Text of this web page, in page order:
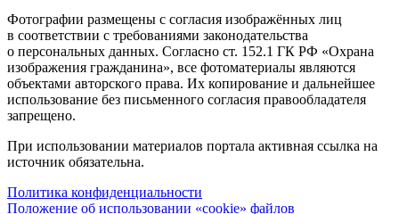
Фотографии размещены с согласия изображённых лиц
в соответствии с требованиями законодательства
о персональных данных. Согласно ст. 152.1 ГК РФ «Охрана
изображения гражданина», все фотоматериалы являются
объектами авторского права. Их копирование и дальнейшее
использование без письменного согласия правообладателя
запрещено.
При использовании материалов портала активная ссылка на
источник обязательна.
Политика конфиденциальности
Положение об использовании «cookie» файлов